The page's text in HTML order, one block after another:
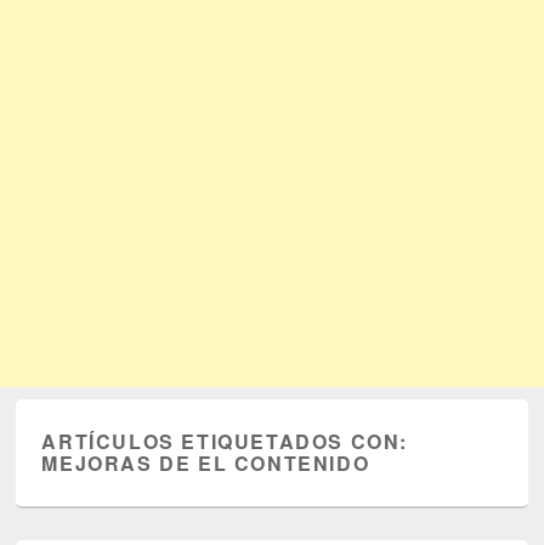
ARTÍCULOS ETIQUETADOS CON:
MEJORAS DE EL CONTENIDO